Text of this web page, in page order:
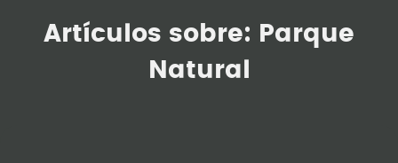
Artículos sobre:
Parque
Natural